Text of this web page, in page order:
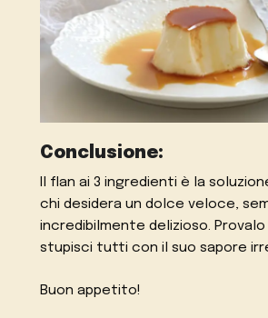
Conclusione:
Il flan ai 3 ingredienti è la
chi desidera un dolce veloce,
incredibilmente delizioso.
stupisci tutti con il suo sapore
Buon appetito!